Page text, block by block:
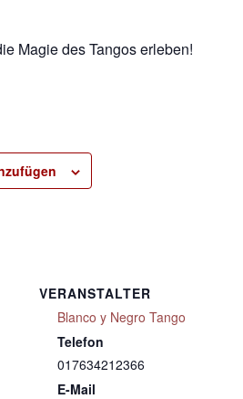
Magie des Tangos erleben!
VERANSTALTER
Blanco y Negro Tango
Telefon
017634212366
E-Mail